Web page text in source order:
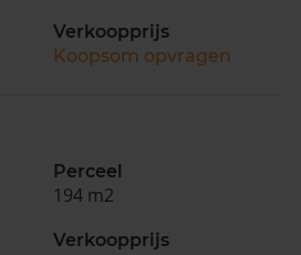
Verkoopprijs
Koopsom opvragen
Perceel
194 m2
Verkoopprijs